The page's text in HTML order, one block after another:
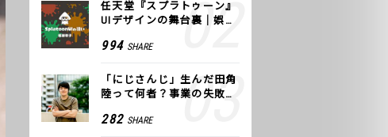
任天堂『スプラトゥーン』
UIデザインの舞台裏｜娯楽
994 SHARE
「にじさんじ」生んだ田角
陸って何者？事業の失敗
COLOR
282 SHARE